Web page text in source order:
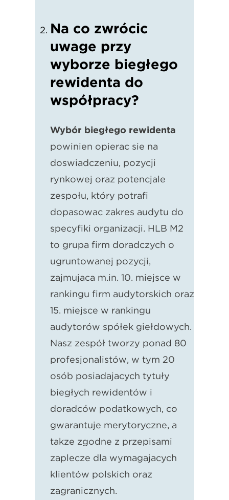
Na co zwrócić
uwagę przy
wyborze biegłego
rewidenta do
współpracy?
Wybór biegłego rewidenta
powinien opierać się na
doświadczeniu, pozycji
rynkowej oraz potencjale
zespołu, który potrafi
dopasować zakres audytu do
specyfiki organizacji. HLB M2
to grupa firm doradczych o
ugruntowanej pozycji,
zajmująca m.in. 10. miejsce w
rankingu firm audytorskich oraz
15. miejsce w rankingu
audytorów spółek giełdowych.
Nasz zespół tworzy ponad 80
profesjonalistów, w tym 20
osób posiadających tytuły
biegłych rewidentów i
doradców podatkowych, co
gwarantuje merytoryczne, a
także zgodne z przepisami
zaplecze dla wymagających
klientów polskich oraz
zagranicznych.